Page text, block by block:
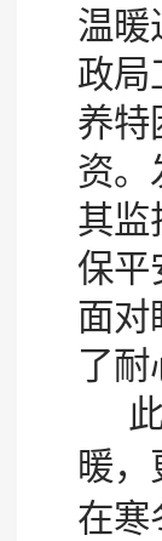
温暖
政局
养特
资。
其监
保平
面对
了耐
暖，
在寒